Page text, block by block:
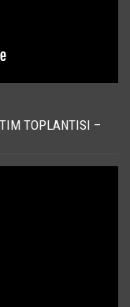
TOPLANTISI –